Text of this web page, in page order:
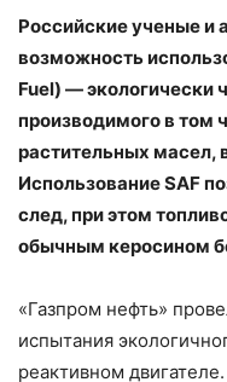
Российские ученые и
возможность
Fuel) — экологически
производимого в том
растительных
Использование SAF
след, при этом
обычным керосином
«Газпром нефть»
испытания
реактивном